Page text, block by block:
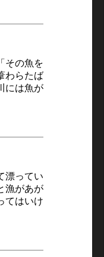
その魚を
わらたば
には魚が
漂ってい
漁があが
てはいけ